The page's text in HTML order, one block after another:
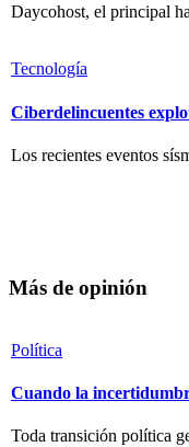
Daycohost, el principal
Tecnología
Ciberdelincuentes
Los recientes eventos
Más de opinión
Política
Cuando la
Toda transición política